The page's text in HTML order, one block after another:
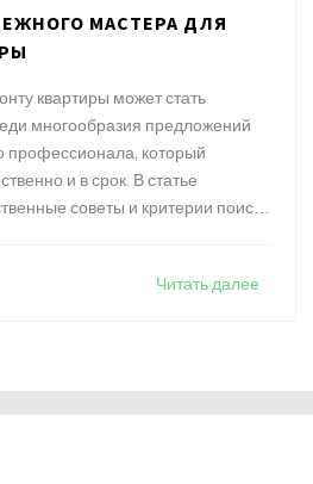
МАСТЕРА ДЛЯ
квартиры может стать
многообразия предложений
профессионала, который
и в срок. В статье
советы и критерии поиска
кто хочет сделать ремонт без
Читать далее